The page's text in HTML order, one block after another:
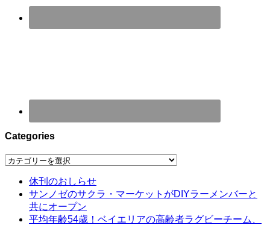
Categories
Categories
休刊のおしらせ
サンノゼのサクラ・マーケットがDIYラーメンバーと
共にオープン
平均年齢54歳！ベイエリアの高齢者ラグビーチーム、